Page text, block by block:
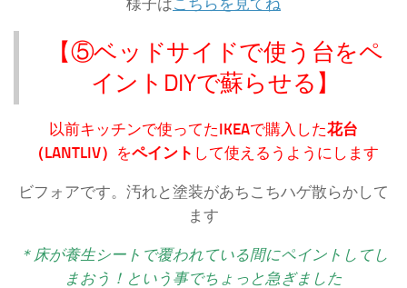
様子はこちらを見てね
【⑤ベッドサイドで使う台をペ
イントDIYで蘇らせる】
以前キッチンで使ってたIKEAで購入した花台
（LANTLIV） をペイント して使えるうようにします
ビフォアです。汚れと塗装があちこちハゲ散らかして
ます
＊床が養生シートで覆われている間にペイントしてし
まおう！という事でちょっと急ぎました